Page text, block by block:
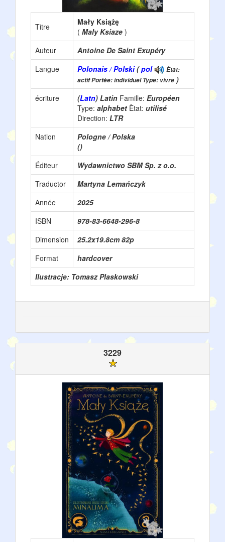
Titre
Mały Książę
( Maly Ksiaze )
Auteur
Antoine De Saint Exupéry
Langue
Polonais / Polski(pol
Ètat:
actif Portèe: individuel Type: vivre )
écriture
(Latn) Latin Famille: Européen
Type: alphabet Ètat: utilisé
Direction: LTR
Nation
Pologne / Polska
()
Éditeur
Wydawnictwo SBM Sp. z o.o.
Traductor
Martyna Lemańczyk
Année
2025
ISBN
978-83-6648-296-8
Dimension
25.2x19.8cm 82p
Format
hardcover
Ilustracje: Tomasz Plaskowski
3229